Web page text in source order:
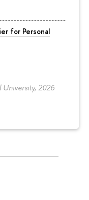
for Personal
University, 2026